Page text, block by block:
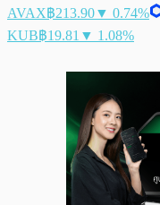
AVAX฿213.90▼ 0.74%
KUB฿19.81 ▼ 1.08%